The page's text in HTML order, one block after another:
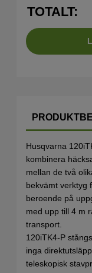
TOTALT:
Husqvarna
kombinera
mellan de två
bekvämt verktyg
beroende på
med upp till 4 m
transport.
120iTK4-P
inga
teleskopisk